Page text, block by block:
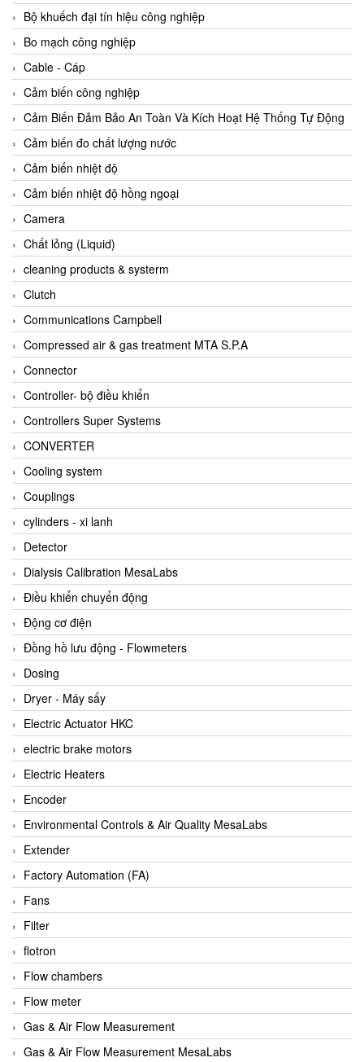
AGR International Vietnam
Aichi Tokei Denki Vietnam
Aii Vietnam
AIKOH
AINUO Vietnam
AIR MAJOR
Aira Euro Automation
Airtac Vietnam
Airtec Vietnam
AI-Tek Vietnam
Akerstroms Viet Nam
AKO Armaturen & Separationstechnik
AKO Armaturen & Separationstechnik Vietnam
AKUSENSE
ALA OFFICINE SPA
Albrecht-Automatik Viet Nam
Allen Bradley Vietnam
Alpha Moisture Vietnam
Alpha-Achem Vietnam
Alphino
ALRE-IT Vietnam
Altech
Amarillo Gear
Ametek
AMPTRON Vietnam
AND Vietnam
ANDERSON-NEGELE
ANDILOG Technologies Vietnam
Anritsu
ANTEC S.A
Antico pumps
Anybus/ HMS
AOBEN
Apex Dynamics Vietnam
Apex Dynamics Vietnam
Apiste
APLISENS VietNam
Apollo Fire
Appleton
AQ Matic
Aqualabo Vietnam
Aquametro
Bộ khuếch đại tín hiệu công nghiệp
Bo mạch công nghiệp
Cable - Cáp
Cảm biến công nghiệp
Cảm Biến Đảm Bảo An Toàn Và Kích Hoạt Hệ Thống Tự Động
Cảm biến đo chất lượng nước
Cảm biến nhiệt độ
Cảm biến nhiệt độ hồng ngoại
Camera
Chất lỏng (Liquid)
cleaning products & systerm
Clutch
Communications Campbell
Compressed air & gas treatment MTA S.P.A
Connector
Controller- bộ điều khiển
Controllers Super Systems
CONVERTER
Cooling system
Couplings
cylinders - xi lanh
Detector
Dialysis Calibration MesaLabs
Điều khiển chuyển động
Động cơ điện
Đồng hồ lưu động - Flowmeters
Dosing
Dryer - Máy sấy
Electric Actuator HKC
electric brake motors
Electric Heaters
Encoder
Environmental Controls & Air Quality MesaLabs
Extender
Factory Automation (FA)
Fans
Filter
flotron
Flow chambers
Flow meter
Gas & Air Flow Measurement
Gas & Air Flow Measurement MesaLabs